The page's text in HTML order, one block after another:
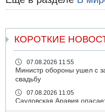
КОРОТКИЕ
07.08.2026 11:55
Министр обороны ушел с
свадьбу
07.08.2026 11:05
Саудовская Аравия